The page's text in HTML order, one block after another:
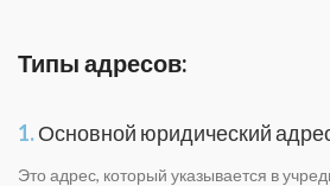
Типы адресов:
1.Основной юридический
Это адрес, который указывается в